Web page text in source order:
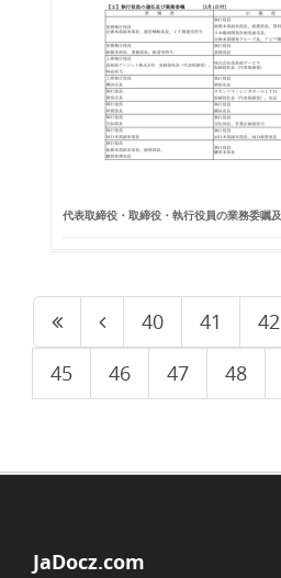
代表取締役・取締役・執行役員の業務委嘱
40 41 42
45
46 47 48
JaDocz.com